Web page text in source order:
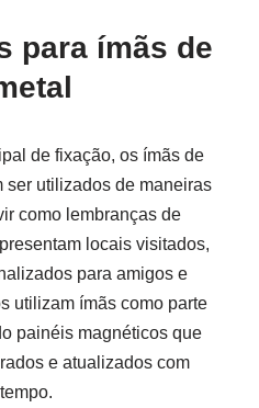
para ímãs de
de fixação, os ímãs de
ser utilizados de maneiras
como lembranças de
locais visitados,
para amigos e
utilizam ímãs como parte
painéis magnéticos que
e atualizados com